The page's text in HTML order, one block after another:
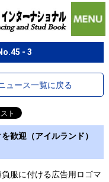
- 3
ュース一覧に戻る
歓迎（アイルランド）
服に付ける広告用ロゴマ